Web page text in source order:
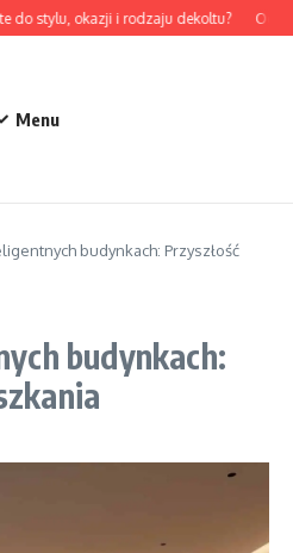
do stylu, okazji i rodzaju dekoltu?
Menu
budynkach: Przyszłość
budynkach: